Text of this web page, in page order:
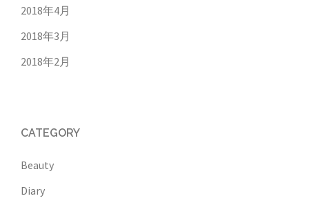
2018年4月
2018年3月
2018年2月
CATEGORY
Beauty
Diary